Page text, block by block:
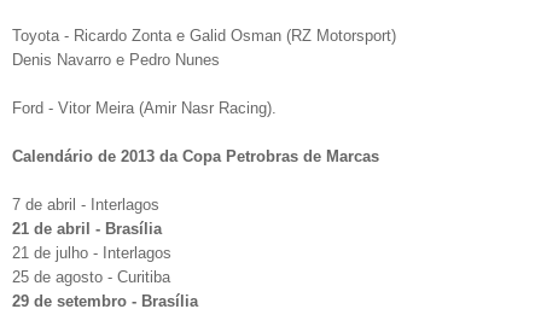
Toyota - Ricardo Zonta e Galid Osman (RZ Motorsport)
Denis Navarro e Pedro Nunes
Ford - Vitor Meira (Amir Nasr Racing).
Calendário de 2013 da Copa Petrobras de Marcas
7 de abril - Interlagos
21 de abril - Brasília
21 de julho - Interlagos
25 de agosto - Curitiba
29 de setembro - Brasília